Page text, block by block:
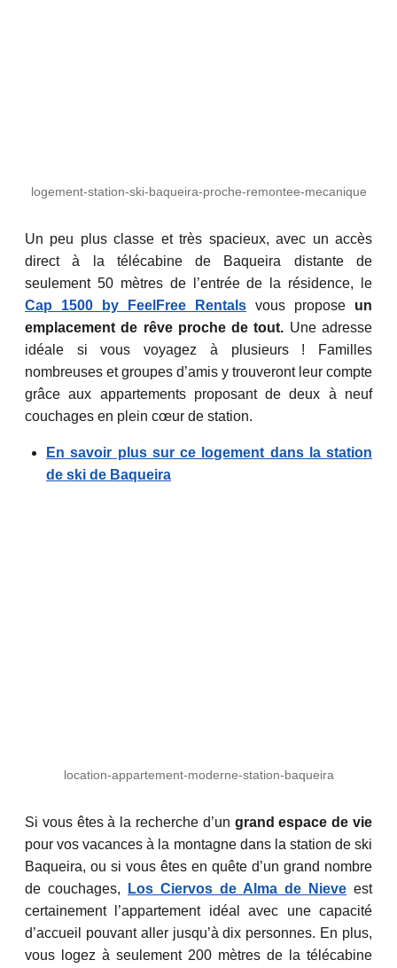
logement-station-ski-baqueira-proche-remontee-mecanique
Un peu plus classe et très spacieux, avec un accès
direct à la télécabine de Baqueira distante de
seulement 50 mètres de l’entrée de la résidence, le
Cap 1500 by FeelFree Rentals vous propose un
emplacement de rêve proche de tout. Une adresse
idéale si vous voyagez à plusieurs ! Familles
nombreuses et groupes d’amis y trouveront leur compte
grâce aux appartements proposant de deux à neuf
couchages en plein cœur de station.
En savoir plus sur ce logement dans la station
de ski de Baqueira
location-appartement-moderne-station-baqueira
Si vous êtes à la recherche d’un grand espace de vie
pour vos vacances à la montagne dans la station de ski
Baqueira, ou si vous êtes en quête d’un grand nombre
de couchages,
Los Ciervos de Alma de Nieve est
certainement l’appartement idéal avec une capacité
d’accueil pouvant aller jusqu’à dix personnes. En plus,
vous logez à seulement 200 mètres de la télécabine